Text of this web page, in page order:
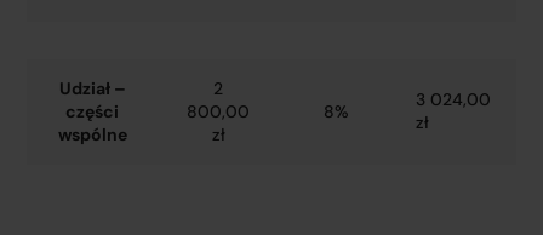
Udział –
części
wspólne
2
800,00
zł
8%
3 024,00
zł